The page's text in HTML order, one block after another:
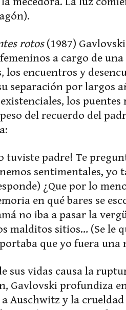
rotos(1987)
a cargo de
los encuentros y
separación por largos
los
del recuerdo del
tuviste padre! Te
sentimentales, yo
¿Que por lo
en qué bares se
no iba a pasar la
malditos sitios… (Se le
que yo fuera una
sus vidas causa la
Gavlovski profundiza
Auschwitz y la